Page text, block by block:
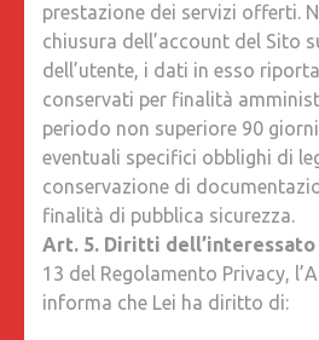
prestazione dei servizi offerti.
chiusura dell’account del Sito
dell’utente, i dati in esso
conservati per finalità
periodo non superiore 90
eventuali specifici obblighi di
conservazione di
finalità di pubblica sicurezza.
Art. 5. Diritti dell’interessato
13 del Regolamento Privacy,
informa che Lei ha diritto di: